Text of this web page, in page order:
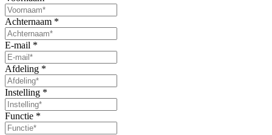
Achternaam *
E-mail *
Afdeling *
Instelling *
Functie *